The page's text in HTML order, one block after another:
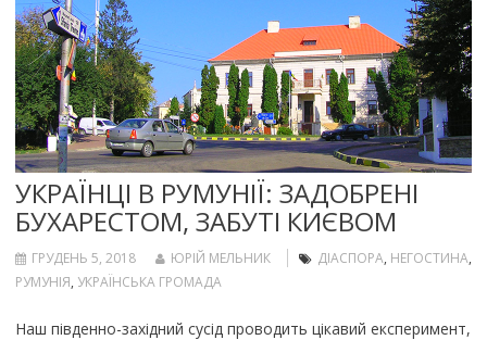
УКРАЇНЦІ В РУМУНІЇ: ЗАДОБРЕНІ
БУХАРЕСТОМ, ЗАБУТІ КИЄВОМ
ГРУДЕНЬ 5, 2018 ЮРІЙ МЕЛЬНИК ДІАСПОРА, НЕГОСТИНА,
РУМУНІЯ, УКРАЇНСЬКА ГРОМАДА
Наш південно-західний сусід проводить цікавий експеримент,